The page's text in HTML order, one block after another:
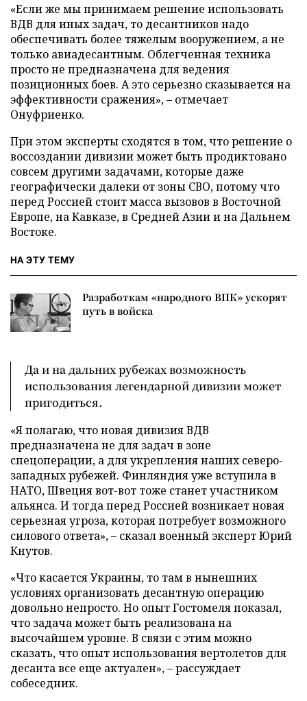
«Если же мы принимаем решение использовать
ВДВ для иных задач, то десантников надо
обеспечивать более тяжелым вооружением, а не
только авиадесантным. Облегченная техника
просто не предназначена для ведения
позиционных боев. А это серьезно сказывается на
эффективности сражения», – отмечает
Онуфриенко.
При этом эксперты сходятся в том, что решение о
воссоздании дивизии может быть продиктовано
совсем другими задачами, которые даже
географически далеки от зоны СВО, потому что
перед Россией стоит масса вызовов в Восточной
Европе, на Кавказе, в Средней Азии и на Дальнем
Востоке.
НА ЭТУ ТЕМУ
Разработкам «народного ВПК» ускорят
путь в войска
Да и на дальних рубежах возможность
использования легендарной дивизии может
пригодиться.
«Я полагаю, что новая дивизия ВДВ
предназначена не для задач в зоне
спецоперации, а для укрепления наших северо-
западных рубежей. Финляндия уже вступила в
НАТО, Швеция вот-вот тоже станет участником
альянса. И тогда перед Россией возникает новая
серьезная угроза, которая потребует возможного
силового ответа», – сказал военный эксперт Юрий
Кнутов.
«Что касается Украины, то там в нынешних
условиях организовать десантную операцию
довольно непросто. Но опыт Гостомеля показал,
что задача может быть реализована на
высочайшем уровне. В связи с этим можно
сказать, что опыт использования вертолетов для
десанта все еще актуален», – рассуждает
собеседник.